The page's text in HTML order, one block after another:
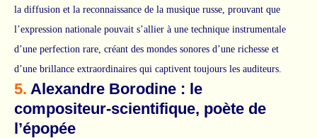
la diffusion et la reconnaissance de la musique russe, prouvant que
l’expression nationale pouvait s’allier à une technique instrumentale
d’une perfection rare, créant des mondes sonores d’une richesse et
d’une brillance extraordinaires qui captivent toujours les auditeurs.
5. Alexandre Borodine : le
compositeur-scientifique, poète de
l’épopée